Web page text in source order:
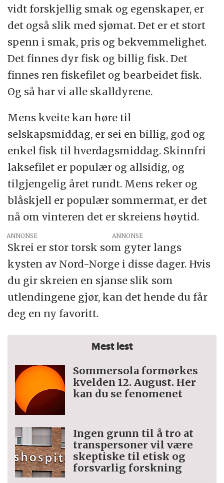
vidt forskjellig smak og egenskaper, er
det også slik med sjømat. Det er et stort
spenn i smak, pris og bekvemmelighet.
Det finnes dyr fisk og billig fisk. Det
finnes ren fiskefilet og bearbeidet fisk.
Og så har vi alle skalldyrene.
Mens kveite kan høre til
selskapsmiddag, er sei en billig, god og
enkel fisk til hverdagsmiddag. Skinnfri
laksefilet er populær og allsidig, og
tilgjengelig året rundt. Mens reker og
blåskjell er populær sommermat, er det
nå om vinteren det er skreiens høytid.
ANNONSE
Skrei er stor torsk som gyter langs
kysten av Nord-Norge i disse dager. Hvis
du gir skreien en sjanse slik som
utlendingene gjør, kan det hende du får
deg en ny favoritt.
Mest lest
Sommersola formørkes
kvelden 12. August. Her
kan du se fenomenet
Ingen grunn til å tro at
trans­personer vil være
skeptiske til etisk og
forsvarlig forskning